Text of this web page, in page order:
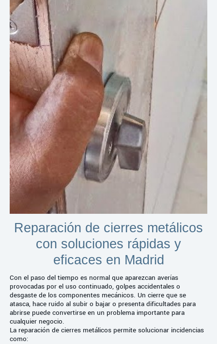
Reparación de cierres metálicos
con soluciones rápidas y
eficaces en Madrid
Con el paso del tiempo es normal que aparezcan averías
provocadas por el uso continuado, golpes accidentales o
desgaste de los componentes mecánicos. Un cierre que se
atasca, hace ruido al subir o bajar o presenta dificultades para
abrirse puede convertirse en un problema importante para
cualquier negocio.
La reparación de cierres metálicos permite solucionar incidencias
como: